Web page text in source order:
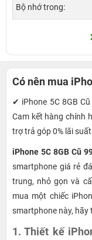
Bộ nhớ trong:
Có nên mua
✔ iPhone 5C 8GB
Cam kết hàng chính
trợ trả góp 0% lãi
iPhone 5C 8GB Cũ
smartphone giá rẻ
trung, nhỏ gọn và
mua một chiếc
smartphone này, hãy
1. Thiết kế